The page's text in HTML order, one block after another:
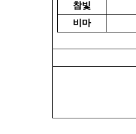
참빛
비마